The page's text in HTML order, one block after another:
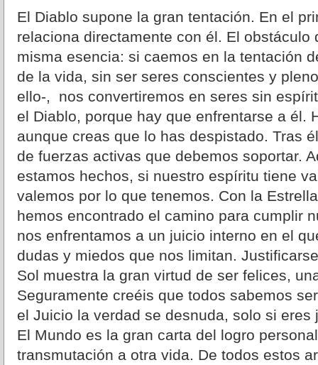
El Diablo supone la gran tentación. En el
relaciona directamente con él. El obstáculo
misma esencia: si caemos en la tentación
de la vida, sin ser seres conscientes y
ello-, nos convertiremos en seres sin
el Diablo, porque hay que enfrentarse a él.
aunque creas que lo has despistado. Tras
de fuerzas activas que debemos soportar.
estamos hechos, si nuestro espíritu tiene
valemos por lo que tenemos. Con la
hemos encontrado el camino para cumplir
nos enfrentamos a un juicio interno en el
dudas y miedos que nos limitan.
Sol muestra la gran virtud de ser felices,
Seguramente creéis que todos sabemos
el Juicio la verdad se desnuda, solo si
El Mundo es la gran carta del logro
transmutación a otra vida. De todos estos